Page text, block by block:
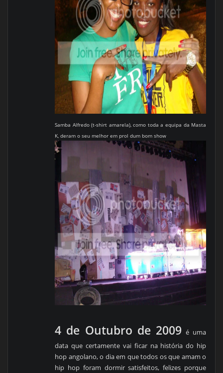
Samba Alfredo (t-shirt amarela), como toda a equipa da Masta
K, deram o seu melhor em prol dum bom show
4 de Outubro de 2009 é uma
data que certamente vai ficar na história do hip
hop angolano, o dia em que todos os que amam o
hip hop foram dormir satisfeitos, felizes porque